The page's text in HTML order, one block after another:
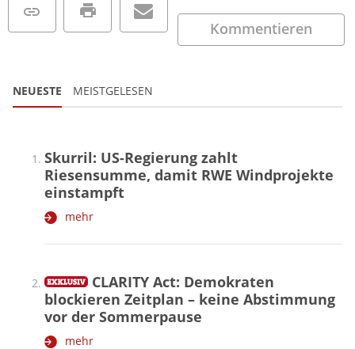
Kommentieren
NEUESTE MEISTGELESEN
Skurril: US-Regierung zahlt
Riesensumme, damit RWE Windprojekte
einstampft
mehr
CLARITY Act: Demokraten
blockieren Zeitplan – keine Abstimmung
vor der Sommerpause
mehr